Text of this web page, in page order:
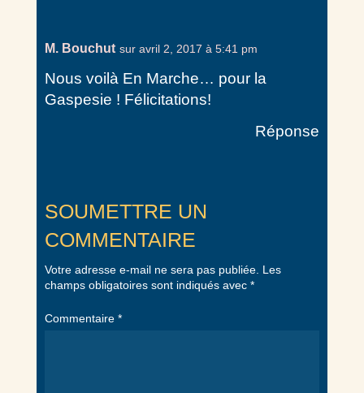
M. Bouchut sur avril 2, 2017 à 5:41 pm
Nous voilà En Marche… pour la
Gaspesie ! Félicitations!
Réponse
SOUMETTRE UN
COMMENTAIRE
Votre adresse e-mail ne sera pas publiée. Les
champs obligatoires sont indiqués avec *
Commentaire *